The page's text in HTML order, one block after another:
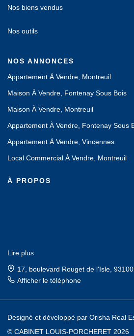
Nos biens vendus
Nos outils
NOS ANNONCES
Appartement À Vendre, Montreuil
Maison À Vendre, Fontenay Sous Bois
Maison À Vendre, Montreuil
Appartement À Vendre, Fontenay Sous
Appartement À Vendre, Vincennes
Local Commercial À Vendre, Montreuil
À PROPOS
Lire plus
17, boulevard Rouget de l'Isle, 93100
Afficher le téléphone
Designé et développé par Orisha Real
© CABINET LOUIS-PORCHERET 2026